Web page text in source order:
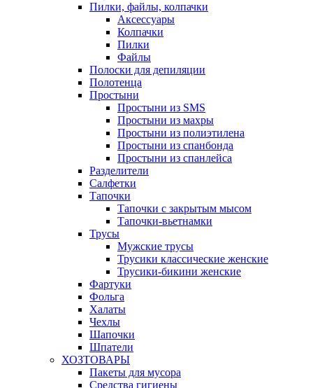
Пилки, файлы, колпачки
Аксессуары
Колпачки
Пилки
Файлы
Полоски для депиляции
Полотенца
Простыни
Простыни из SMS
Простыни из махры
Простыни из полиэтилена
Простыни из спанбонда
Простыни из спанлейса
Разделители
Салфетки
Тапочки
Тапочки с закрытым мысом
Тапочки-вьетнамки
Трусы
Мужские трусы
Трусики классические женские
Трусики-бикини женские
Фартуки
Фольга
Халаты
Чехлы
Шапочки
Шпатели
ХОЗТОВАРЫ
Пакеты для мусора
Средства гигиены